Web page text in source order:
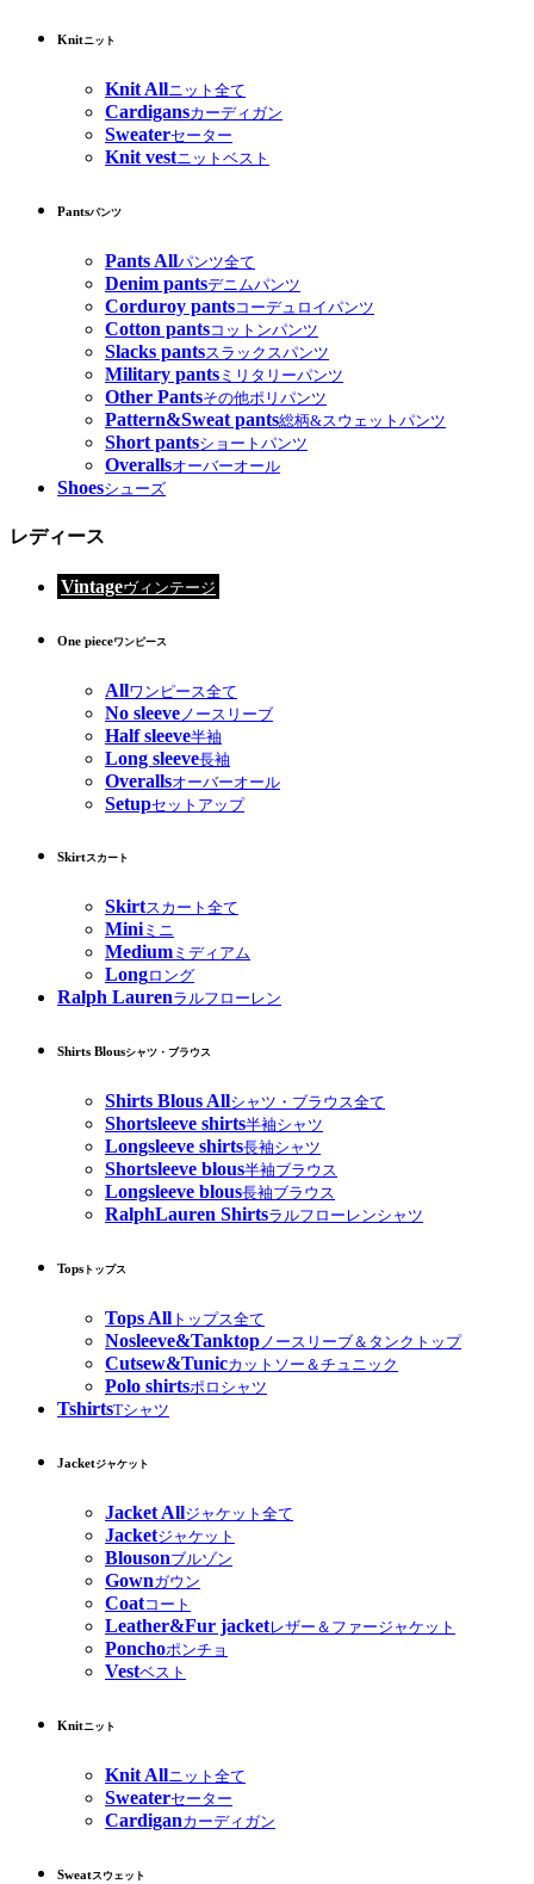
Knitニット
Knit Allニット全て
Cardigansカーディガン
Sweaterセーター
Knit vestニットベスト
Pantsパンツ
Pants Allパンツ全て
Denim pantsデニムパンツ
Corduroy pantsコーデュロイパンツ
Cotton pantsコットンパンツ
Slacks pantsスラックスパンツ
Military pants ミリタリーパンツ
Other Pantsその他ポリパンツ
Pattern&Sweat pants総柄&スウェットパンツ
Short pantsショートパンツ
Overallsオーバーオール
Shoesシューズ
レディース
Vintageヴィンテージ
One pieceワンピース
Allワンピース全て
No sleeve ノースリーブ
Half sleeve半袖
Long sleeve長袖
Overallsオーバーオール
Setupセットアップ
Skirtスカート
Skirtスカート全て
Miniミニ
Medium ミディアム
Longロング
Ralph Laurenラルフローレン
Shirts Blousシャツ・ブラウス
Shirts Blous Allシャツ・ブラウス全て
Shortsleeve shirts半袖シャツ
Longsleeve shirts長袖シャツ
Shortsleeve blous半袖ブラウス
Longsleeve blous長袖ブラウス
RalphLauren Shirtsラルフローレンシャツ
Tops トップス
Tops All トップス全て
Nosleeve&Tanktopノースリーブ＆タンクトップ
Cutsew&Tunicカットソー＆チュニック
Polo shirtsポロシャツ
TshirtsTシャツ
Jacketジャケット
Jacket Allジャケット全て
Jacketジャケット
Blousonブルゾン
Gownガウン
Coatコート
Leather&Fur jacketレザー＆ファージャケット
Ponchoポンチョ
Vestベスト
Knitニット
Knit Allニット全て
Sweaterセーター
Cardiganカーディガン
Sweatスウェット